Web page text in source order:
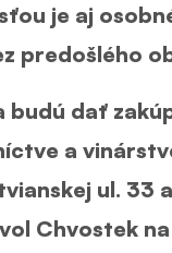
je aj
predošlého
budú dať
a
ul. 33
Chvostek